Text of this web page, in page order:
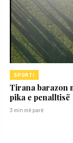
SPORTI
Tirana barazon
pika e penalltisë
3 min më parë